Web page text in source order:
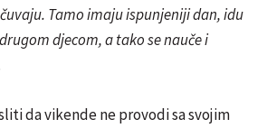
Tamo imaju ispunjeniji dan, idu
djecom, a tako se nauče i
da vikende ne provodi sa svojim